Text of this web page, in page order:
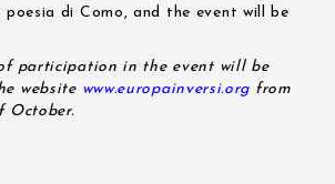
di Como, and the event will be
participation in the event will be
website www.europainversi.org from
October.